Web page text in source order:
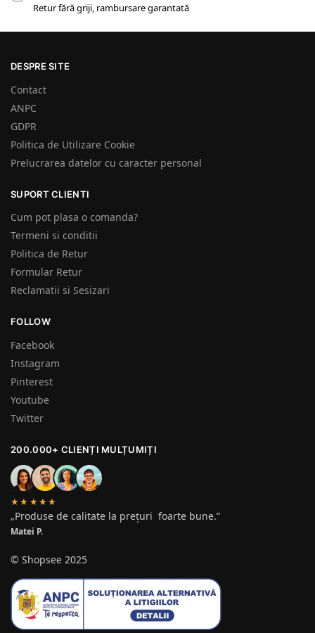
Retur fără griji, rambursare garantată
DESPRE SITE
Contact
ANPC
GDPR
Politica de Utilizare Cookie
Prelucrarea datelor cu caracter personal
SUPORT CLIENTI
Cum pot plasa o comanda?
Termeni si conditii
Politica de Retur
Formular Retur
Reclamatii si Sesizari
FOLLOW
Facebook
Instagram
Pinterest
Youtube
Twitter
200.000+ CLIENȚI MULȚUMIȚI
★★★★★
„Produse de calitate la prețuri foarte bune.”
Matei P.
© Shopsee 2025